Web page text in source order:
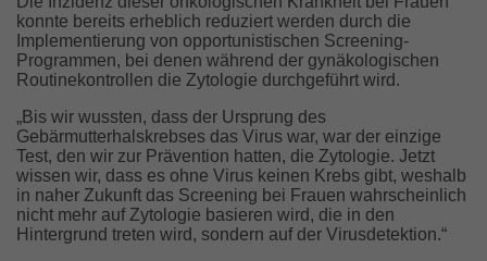
konnte bereits erheblich reduziert werden durch die
Implementierung von opportunistischen Screening-
Programmen, bei denen während der gynäkologischen
Routinekontrollen die Zytologie durchgeführt wird.
„Bis wir wussten, dass der Ursprung des
Gebärmutterhalskrebses das Virus war, war der einzige
Test, den wir zur Prävention hatten, die Zytologie. Jetzt
wissen wir, dass es ohne Virus keinen Krebs gibt, weshalb
in naher Zukunft das Screening bei Frauen wahrscheinlich
nicht mehr auf Zytologie basieren wird, die in den
Hintergrund treten wird, sondern auf der Virusdetektion.“